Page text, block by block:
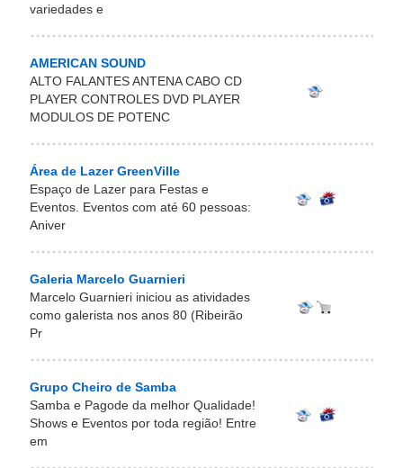
variedades e
AMERICAN SOUND
ALTO FALANTES ANTENA CABO CD
PLAYER CONTROLES DVD PLAYER
MODULOS DE POTENC
Área de Lazer GreenVille
Espaço de Lazer para Festas e
Eventos. Eventos com até 60 pessoas:
Aniver
Galeria Marcelo Guarnieri
Marcelo Guarnieri iniciou as atividades
como galerista nos anos 80 (Ribeirão
Pr
Grupo Cheiro de Samba
Samba e Pagode da melhor Qualidade!
Shows e Eventos por toda região! Entre
em